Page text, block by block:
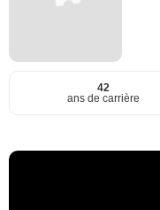
42
ans de carrière